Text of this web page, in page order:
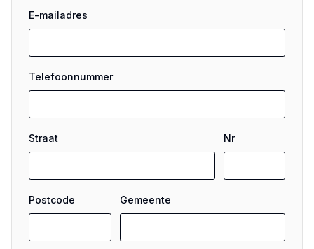
E-mailadres
Telefoonnummer
Straat Nr
Postcode Gemeente